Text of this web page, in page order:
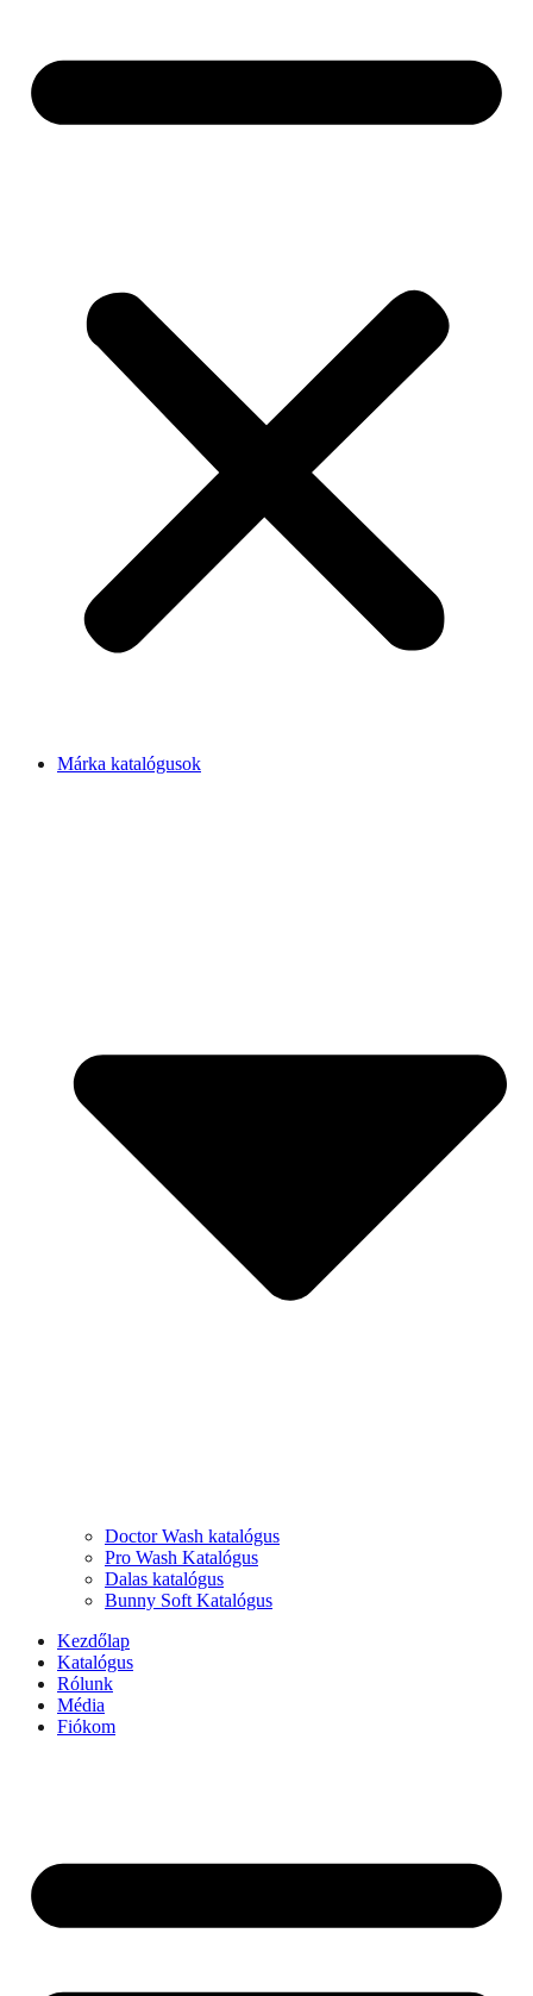
Márka katalógusok
Doctor Wash katalógus
Pro Wash Katalógus
Dalas katalógus
Bunny Soft Katalógus
Kezdőlap
Katalógus
Rólunk
Média
Fiókom